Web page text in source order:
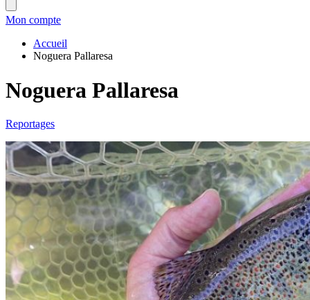
Mon compte
Accueil
Noguera Pallaresa
Noguera Pallaresa
Reportages